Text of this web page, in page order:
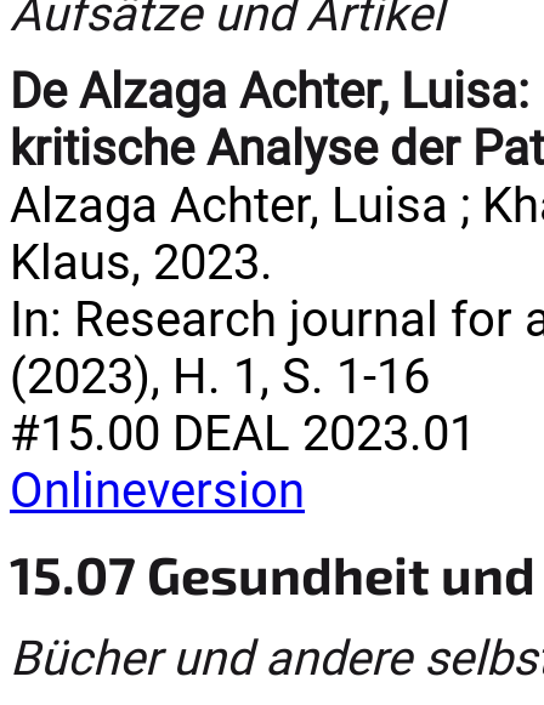
Aufsätze und Artikel
De Alzaga Achter, Luisa:
kritische Analyse der
Alzaga Achter, Luisa ;
Klaus, 2023.
In: Research journal for
(2023), H. 1, S. 1-16
#15.00 DEAL 2023.01
Onlineversion
15.07 Gesundheit
Bücher und andere